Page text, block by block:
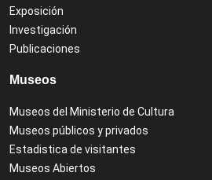
Exposición
Investigación
Publicaciones
Museos
Museos del Ministerio de Cultura
Museos públicos y privados
Estadistica de visitantes
Museos Abiertos